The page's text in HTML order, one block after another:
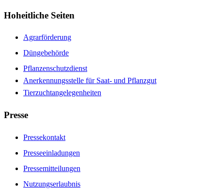
Hoheitliche Seiten
Agrarförderung
Düngebehörde
Pflanzenschutzdienst
Anerkennungsstelle für Saat- und Pflanzgut
Tierzuchtangelegenheiten
Presse
Pressekontakt
Presseeinladungen
Pressemitteilungen
Nutzungserlaubnis